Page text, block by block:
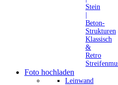
Stein
Beton-
Strukturen
Klassisch
&
Retro
Foto hochladen
Leinwand